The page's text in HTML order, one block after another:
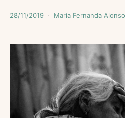
28/11/2019 Maria Fernanda Alonso